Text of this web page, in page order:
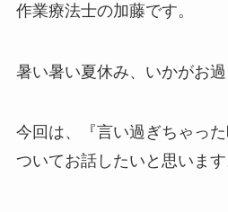
作業療法士の加藤です。
暑い暑い夏休み、いかがお
今回は、『言い過ぎちゃっ
ついてお話したいと思います